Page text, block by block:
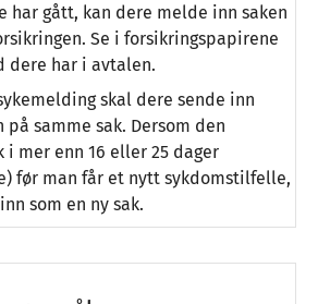
har gått, kan dere melde inn saken
Se i forsikringspapirene
dere har i avtalen.
skal dere sende inn
samme sak. Dersom den
mer enn 16 eller 25 dager
før man får et nytt sykdomstilfelle,
som en ny sak.